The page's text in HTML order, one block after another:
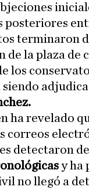
posteriores
terminaron
de la plaza de
los
siendo
ha revelado
correos
detectaron
y ha
no llegó a